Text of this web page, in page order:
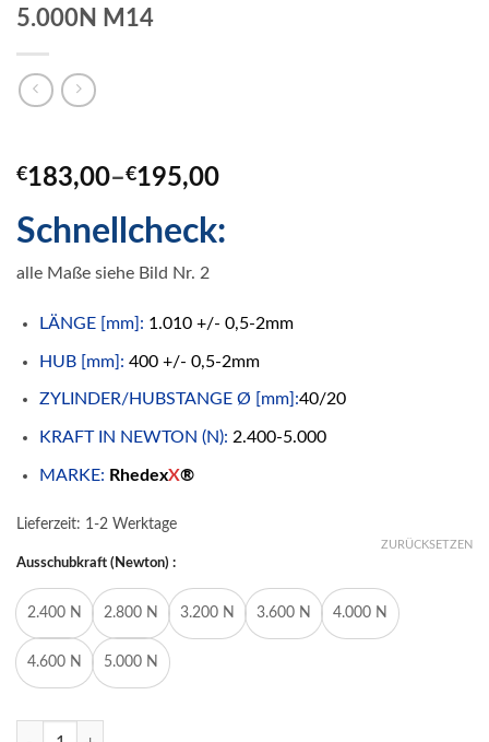
5.000N M14
€183,00–€195,00
Schnellcheck:
alle Maße siehe Bild Nr. 2
LÄNGE [mm]: 1.010 +/- 0,5-2mm
HUB [mm]: 400 +/- 0,5-2mm
ZYLINDER/HUBSTANGE Ø [mm]:40/20
KRAFT IN NEWTON (N): 2.400-5.000
MARKE: RhedexX®
Lieferzeit: 1-2 Werktage
Ausschubkraft (Newton) :
2.400 N 2.800 N 3.200 N 3.600 N 4.000 N
4.600 N 5.000 N
ZURÜCKSETZEN
Gasdruckfeder Gasdruckdämpfer Gabelkopf 1.010mm/400mm